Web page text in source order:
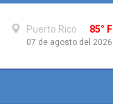
Puerto Rico 85° F
07 de agosto del 2026